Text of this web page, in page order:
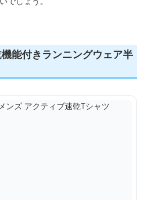
能付きランニングウェア半